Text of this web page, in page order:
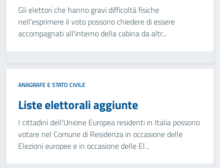
Gli elettori che hanno gravi difficoltà fisiche
nell'esprimere il voto possono chiedere di essere
accompagnati all'interno della cabina da altr...
ANAGRAFE E STATO CIVILE
Liste elettorali aggiunte
I cittadini dell'Unione Europea residenti in Italia possono
votare nel Comune di Residenza in occasione delle
Elezioni europee e in occasione delle El...